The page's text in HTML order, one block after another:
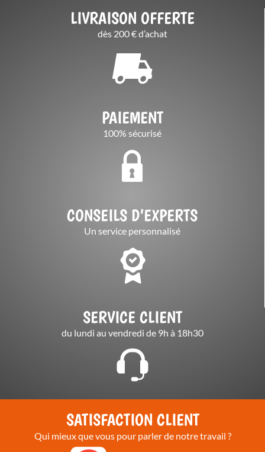
LIVRAISON OFFERTE
dès 200 € d’achat
PAIEMENT
100% sécurisé
CONSEILS D’EXPERTS
Un service personnalisé
SERVICE CLIENT
du lundi au vendredi de 9h à 18h30
SATISFACTION CLIENT
Qui mieux que vous pour parler de notre travail ?